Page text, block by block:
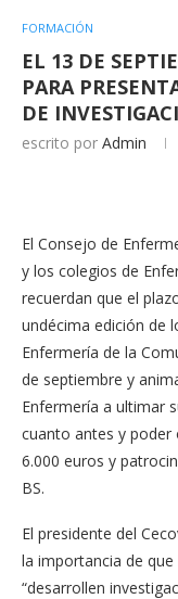
FORMACIÓN
EL 13 DE
PARA
DE
escrito por Admin
El Consejo de
y los colegios de
recuerdan que el
undécima edición de
Enfermería de la
de septiembre y
Enfermería a ultimar
cuanto antes y
6.000 euros y
BS.
El presidente del
la importancia de
“desarrollen